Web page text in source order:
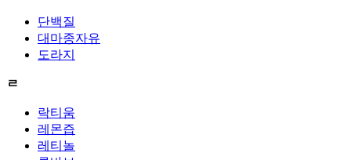
단백질
대마종자유
도라지
ㄹ
락티움
레몬즙
레티놀